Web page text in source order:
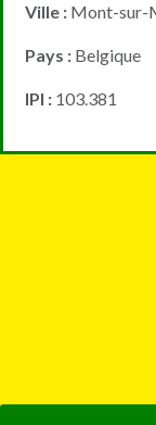
Ville : Mont-sur-
Pays : Belgique
IPI : 103.381